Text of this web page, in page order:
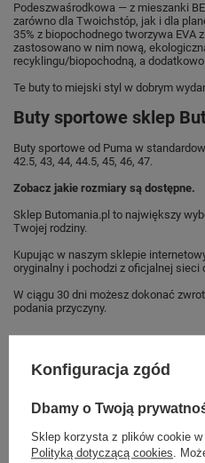
Podeszwaśrodkowa — z mieszanki
zarówno dla Twoichstóp, jak i dla
35% z biopochodnego tworzywa EVA
zastosowano w nim nową,
recyklingu/biopochodną, a
Te buty to miejski styl w dobrym
Buty sportowe sklep
Buty sportowe od Puma w
42.5, 43, 44, 44.5, 45, 46, 47.
Zobacz jakie rozmiary są dostępne.
Sklep Butomania.pl to największy
Twojej rodziny.
Kupując w naszym sklepie
oryginalny i pochodzi z oficjalnej sieci
W ciągu 30 dni możesz dokonać
podania przyczyny.
Marka
Materiał zewnętrzny
Konfiguracja zgód
Dbamy o Twoją
Sklep korzysta z plików cookie w
Polityką dotyczącą cookies .